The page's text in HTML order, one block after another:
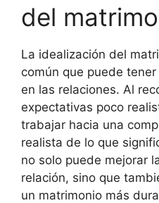
del
La idealización del
común que puede
en las relaciones. Al
expectativas poco
trabajar hacia una
realista de lo que
no solo puede mejorar
relación, sino que
un matrimonio más